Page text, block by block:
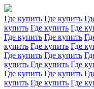
Где купить Где купить
купить Где купить Где
Где купить Где купить
купить Где купить Где
Где купить Где купить
купить Где купить Где
Где купить Где купить
купить Где купить Где